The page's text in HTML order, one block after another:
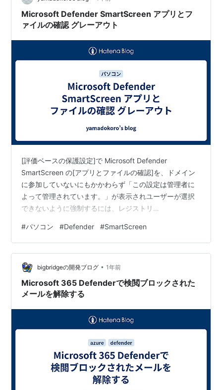
Microsoft Defender SmartScreen アプリとフ
ァイルの確認 グレーアウト
[評価ベースの保護設定]で Microsoft Defender
SmartScreen の[アプリとファイルの確認]を、ドメイン
に参加していないにもかかわらず「この設定は管理者に
よって管理されています。」が表示されユーザーが選択
できないように強制するには、レジストリ
Windows\System キーで EnableSmartScreen 値を設定
する。
#パソコン #Defender #SmartScreen
bigbridgeの開発ブログ • 1年前
Microsoft 365 Defenderで検閲ブロックされた
メールを解除する